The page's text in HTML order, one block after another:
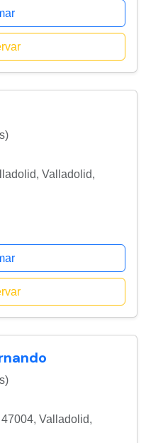
, Valladolid,
Valladolid,